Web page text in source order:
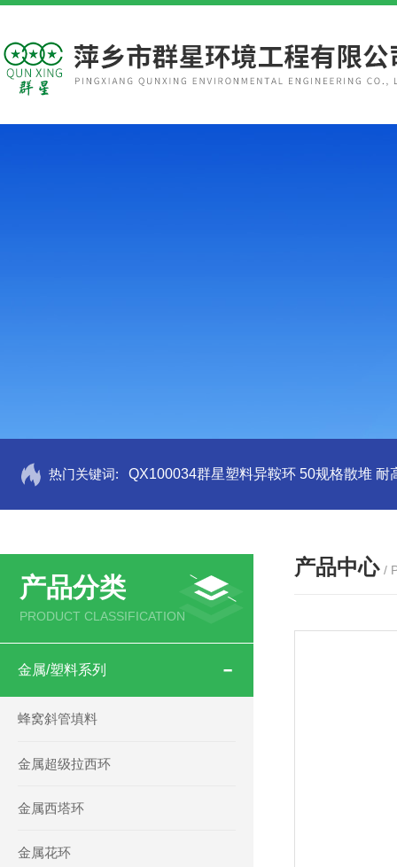
热门关键词: QX100034群星塑料异鞍环 50规格散堆 耐
产品分类
PRODUCT CLASSIFICATION
金属/塑料系列
蜂窝斜管填料
金属超级拉西环
金属西塔环
金属花环
产品中心 /